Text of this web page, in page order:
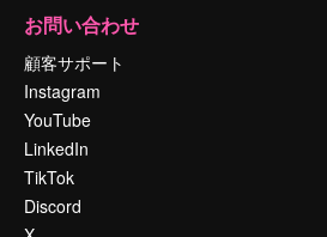
お問い合わせ
顧客サポート
Instagram
YouTube
LinkedIn
TikTok
Discord